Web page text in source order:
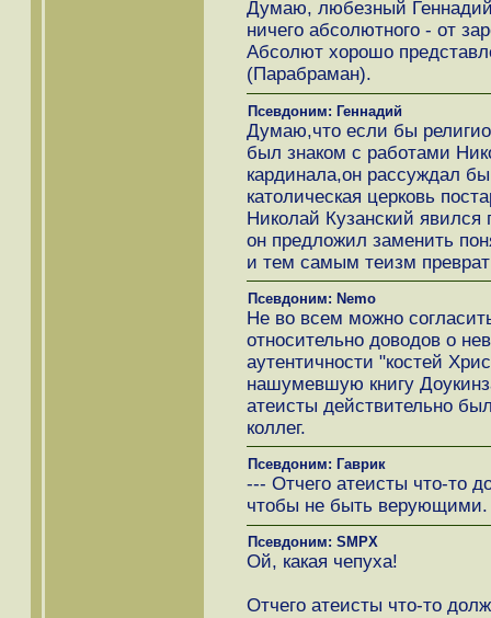
Думаю, любезный
ничего абсолютного - от
Абсолют хорошо
(Парабраман).
Псевдоним: Геннадий
Думаю,что если бы
был знаком с работами
кардинала,он рассуждал
католическая церковь
Николай Кузанский
он предложил заменить
и тем самым теизм
Псевдоним: Nemo
Не во всем можно
относительно доводов о
аутентичности "костей
нашумевшую книгу
атеисты действительно
коллег.
Псевдоним: Гаврик
--- Отчего атеисты что-то
чтобы не быть верующими.
Псевдоним: SMPX
Ой, какая чепуха!
Отчего атеисты что-то